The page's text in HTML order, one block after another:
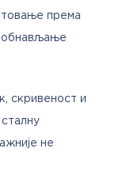
према
обнављање
скривеност и
не